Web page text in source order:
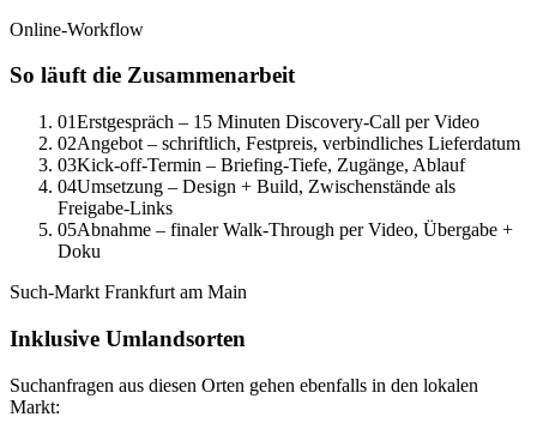
Online-Workflow
So läuft die Zusammenarbeit
01Erstgespräch – 15 Minuten Discovery-Call per Video
02Angebot – schriftlich, Festpreis, verbindliches Lieferdatum
03Kick-off-Termin – Briefing-Tiefe, Zugänge, Ablauf
04Umsetzung – Design + Build, Zwischenstände als
Freigabe-Links
05Abnahme – finaler Walk-Through per Video, Übergabe +
Doku
Such-Markt Frankfurt am Main
Inklusive Umlandsorten
Suchanfragen aus diesen Orten gehen ebenfalls in den lokalen
Markt: